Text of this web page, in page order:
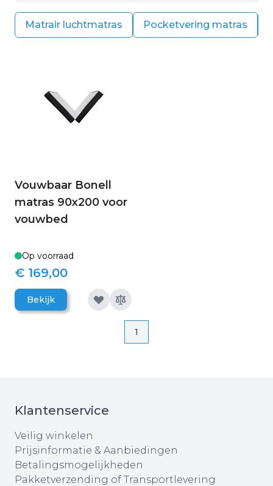
Matrair luchtmatras Pocketvering matras
Vouwbaar Bonell
matras 90x200 voor
vouwbed
Op voorraad
€ 169,00
Bekijk
Pagina
Pagina
1
Klantenservice
Veilig winkelen
Prijsinformatie & Aanbiedingen
Betalingsmogelijkheden
Pakketverzending of Transportlevering